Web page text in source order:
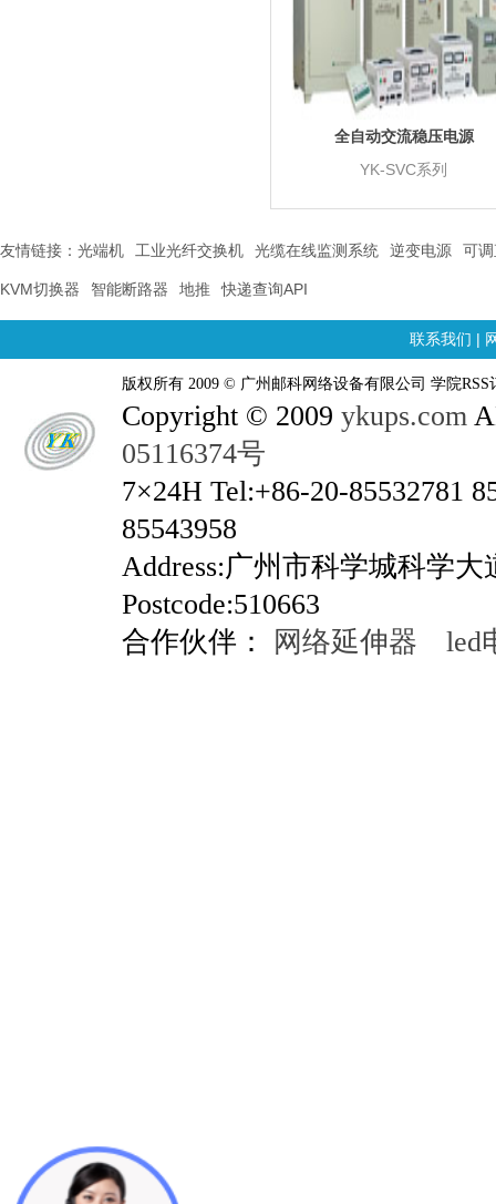
全自动交流稳压电源
YK-SVC系列
友情链接： 光端机 工业光纤交换机 光缆在线监测系统 逆变电源 可
KVM切换器 智能断路器 地推 快递查询API
联系我们 |
版权所有 2009 © 广州邮科网络设备有限公司 学院RSS
Copyright © 2009 ykups.com
05116374号
7×24H Tel:+86-20-85532781
85543958
Address:广州市科学城科学
Postcode:510663
合作伙伴：
网络延伸器 led